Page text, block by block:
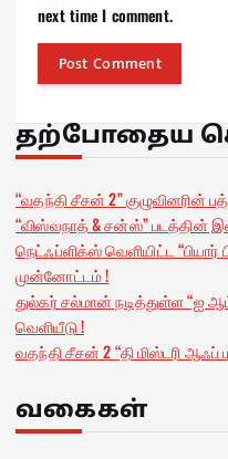
next time I comment.
தற்போதைய
“வதந்தி சீசன் 2” குழுவினரின்
“விஸ்வநாத் & சன்ஸ்” படத்தின்
நெட்ஃப்ளிக்ஸ் வெளியிட்ட
முன்னோட்டம் !
துல்கர் சல்மான் நடித்துள்ள “ஐ ஆம்
வெளியீடு !
வதந்தி சீசன் 2 “தி மிஸ்டரி
வகைகள்